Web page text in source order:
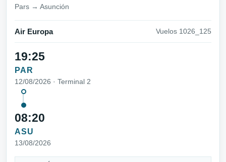
Pars → Asunción
Air Europa Vuelos 1026_125
19:25
PAR
12/08/2026 · Terminal 2
08:20
ASU
13/08/2026